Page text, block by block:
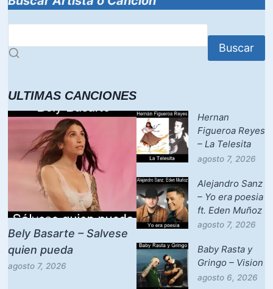
Buscar
ULTIMAS CANCIONES
Bely Basarte – Salvese
quien pueda
agosto 7, 2026
Hernan
Figueroa Reyes
– La Telesita
agosto 7, 2026
Alejandro Sanz
– Yo era poesia
ft. Eden Muñoz
agosto 7, 2026
Baby Rasta y
Gringo – Vision
agosto 6, 2026